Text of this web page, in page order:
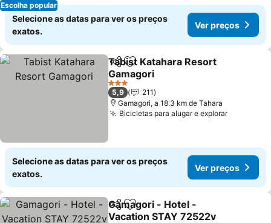
Escolha popular
Selecione as datas para ver os preços
exatos.
Ver preços
PartilharAdicionar aos favoritos
Tabist Katahara Resort
Gamagori
3 Estrelas
5,9
211
Gamagori, a 18.3 km de Tahara
Bicicletas para alugar e explorar
Selecione as datas para ver os preços
exatos.
Ver preços
PartilharAdicionar aos favoritos
Gamagori - Hotel -
Vacation STAY 72522v